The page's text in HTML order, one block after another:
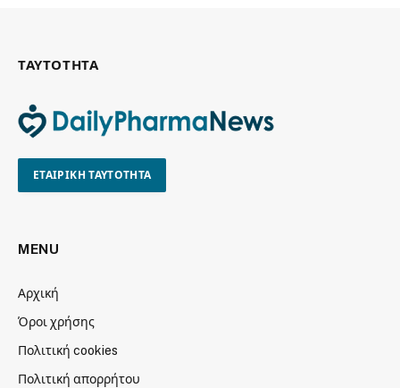
ΤΑΥΤΟΤΗΤΑ
ΕΤΑΙΡΙΚΗ ΤΑΥΤΟΤΗΤΑ
MENU
Αρχική
Όροι χρήσης
Πολιτική cookies
Πολιτική απορρήτου